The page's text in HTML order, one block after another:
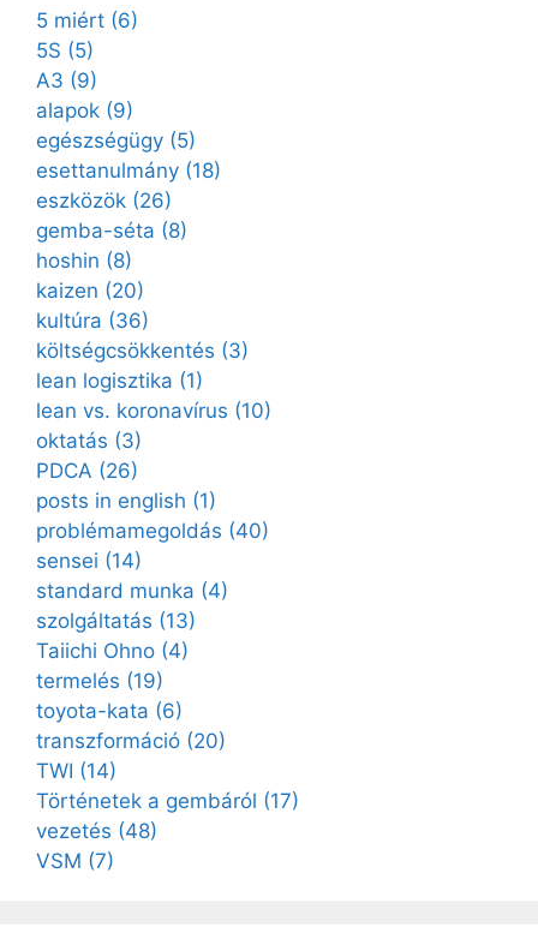
5 miért (6)
5S (5)
A3 (9)
alapok (9)
egészségügy (5)
esettanulmány (18)
eszközök (26)
gemba-séta (8)
hoshin (8)
kaizen (20)
kultúra (36)
költségcsökkentés (3)
lean logisztika (1)
lean vs. koronavírus (10)
oktatás (3)
PDCA (26)
posts in english (1)
problémamegoldás (40)
sensei (14)
standard munka (4)
szolgáltatás (13)
Taiichi Ohno (4)
termelés (19)
toyota-kata (6)
transzformáció (20)
TWI (14)
Történetek a gembáról (17)
vezetés (48)
VSM (7)